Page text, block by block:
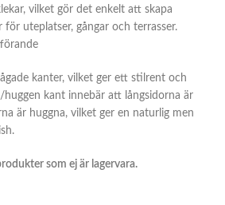
vilket gör det enkelt att skapa
för uteplatser, gångar och terrasser.
kanter, vilket ger ett stilrent och
kant innebär att långsidorna är
är huggna, vilket ger en naturlig men
som ej är lagervara.